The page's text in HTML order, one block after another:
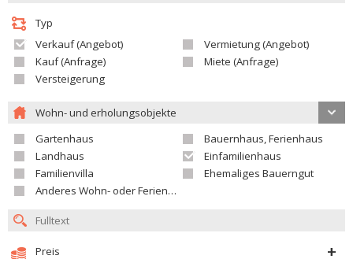
Typ
Verkauf (Angebot)
Vermietung (Angebot)
Kauf (Anfrage)
Miete (Anfrage)
Versteigerung
Wohn- und erholungsobjekte
Gartenhaus
Bauernhaus, Ferienhaus
Landhaus
Einfamilienhaus
Familienvilla
Ehemaliges Bauerngut
Anderes Wohn- oder Ferienobjekt
Preis